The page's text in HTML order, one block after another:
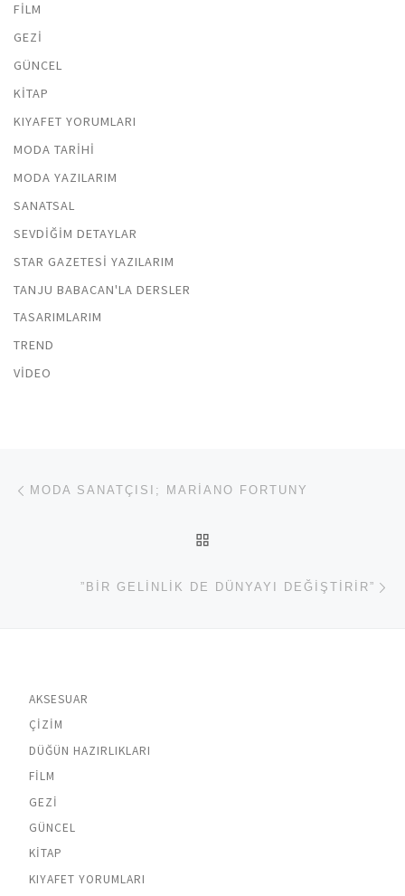
FILM
GEZI
GÜNCEL
KITAP
KIYAFET YORUMLARI
MODA TARIHI
MODA YAZILARIM
SANATSAL
SEVDIĞIM DETAYLAR
STAR GAZETESI YAZILARIM
TANJU BABACAN'LA DERSLER
TASARIMLARIM
TREND
VIDEO
Yazı dolaşımı
MODA SANATÇISI; MARIANO FORTUNY
”BIR GELINLIK DE DÜNYAYI DEĞIŞTIRIR”
AKSESUAR
ÇIZIM
DÜĞÜN HAZIRLIKLARI
FILM
GEZI
GÜNCEL
KITAP
KIYAFET YORUMLARI